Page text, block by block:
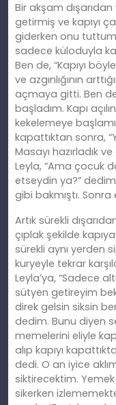
Bir akşam
getirmiş ve kapıyı
giderken onu
sadece küloduyla
Ben de, “Kapıyı
ve azgınlığının
açmaya gitti. Ben
başladım. Kapı
kekelemeye
kapattıktan sonra,
Masayı hazırladık
Leyla, “Ama çocuk
etseydin ya?”
gibi bakmıştı.
Artık sürekli
çıplak şekilde
sürekli aynı yerden
kuryeyle tekrar
Leyla’ya, “Sadece
sütyen getireyim
direk gelsin siksin
dedim. Bunu diyen
memelerini eliyle
alıp kapıyı
dedi. O an iyice
siktirecektim.
sikerken